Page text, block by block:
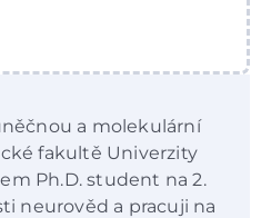
a molekulární
fakultě Univerzity
Ph.D. student na 2.
neurověd a pracuji na